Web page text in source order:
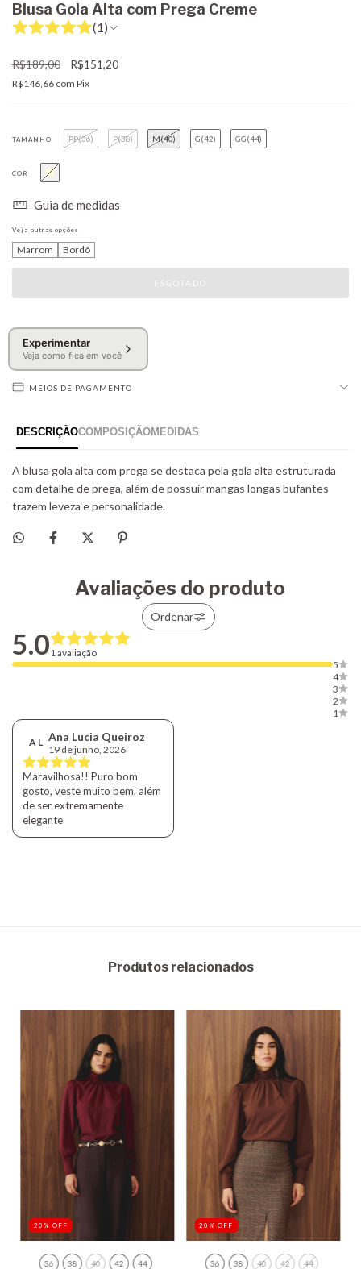
Blusa Gola Alta com Prega Creme
(1)
R$189,00 R$151,20
R$146,66 com Pix
TAMANHO PP(36) P(38) M(40) G(42) GG(44)
COR
Guia de medidas
Veja outras opções
Marrom Bordô
Experimentar
Veja como fica em você
MEIOS DE PAGAMENTO
Avaliações do produto
Ordenar
5.01 avaliação
5
4
3
2
1
A L Ana Lucia Queiroz
19 de junho, 2026
Maravilhosa!! Puro bom
gosto, veste muito bem, além
de ser extremamente
elegante
Produtos relacionados
20 % OFF
36 38 40 42 44
20 %OFF
36 38 40 42 44